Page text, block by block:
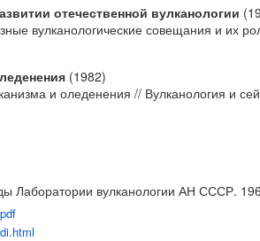
отечественной вулканологии
вулканологические совещания и их
(1982)
и оледенения // Вулканология и
Лаборатории вулканологии АН СССР.